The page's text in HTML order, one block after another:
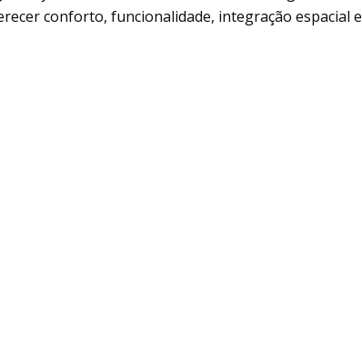
conforto, funcionalidade, integração espacial e